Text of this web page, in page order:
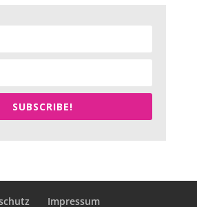
SUBSCRIBE!
Impressum